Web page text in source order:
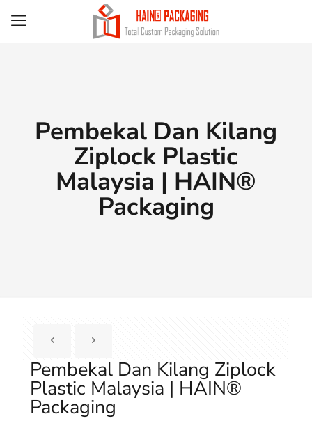
Pembekal Dan Kilang
Ziplock Plastic
Malaysia | HAIN®
Packaging
Pembekal Dan Kilang Ziplock
Plastic Malaysia | HAIN®
Packaging